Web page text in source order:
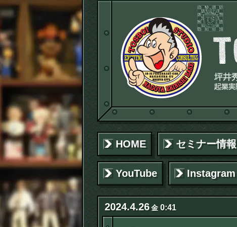
HOME セミナー情報
YouTube Instagram
2024.4.26金0:41